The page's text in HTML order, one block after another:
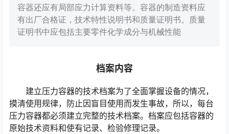
容器还应有局部应力计算资料等。容器的制造资料应
有出厂合格证，技术特性说明书和质量证明书。质量
证明书中应包括主要零件化学成分与机械性能
档案内容
建立压力容器的技术档案为了全面掌握设备的情况，
摸清使用规律，防止因盲目使用而发生事故，所以，每台
压力容器都必须建立完整的技术档案。档案应包括容器的
原始技术资料和使有记录、检验修理记录。